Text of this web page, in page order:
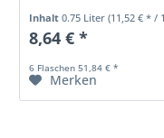
Frischer und
Inhalt0.75 Liter(11,52 € * /
8,64 € *
6 Flaschen 51,84 € *
Merken